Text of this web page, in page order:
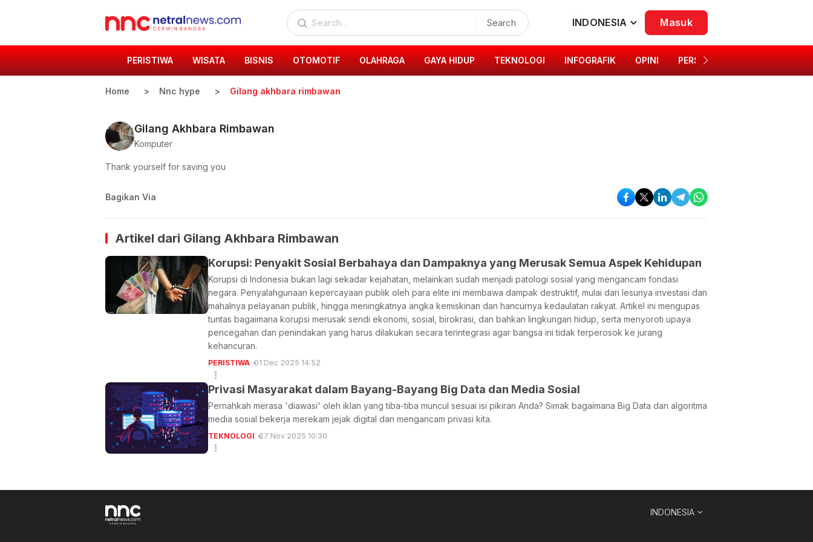
Search INDONESIA Masuk
PERISTIWA WISATA BISNIS OTOMOTIF OLAHRAGA GAYA HIDUP TEKNOLOGI INFOGRAFIK OPINI PERSONA
Home Nnc hype Gilang akhbara rimbawan
Gilang Akhbara Rimbawan
Komputer
Thank yourself for saving you
Bagikan Via
Artikel dari Gilang Akhbara Rimbawan
Korupsi: Penyakit Sosial Berbahaya dan Dampaknya yang Merusak Semua Aspek Kehidupan
Korupsi di Indonesia bukan lagi sekadar kejahatan, melainkan sudah menjadi patologi sosial yang mengancam fondasi
negara. Penyalahgunaan kepercayaan publik oleh para elite ini membawa dampak destruktif, mulai dari lesunya investasi dan
mahalnya pelayanan publik, hingga meningkatnya angka kemiskinan dan hancurnya kedaulatan rakyat. Artikel ini mengupas
tuntas bagaimana korupsi merusak sendi ekonomi, sosial, birokrasi, dan bahkan lingkungan hidup, serta menyoroti upaya
pencegahan dan penindakan yang harus dilakukan secara terintegrasi agar bangsa ini tidak terperosok ke jurang
kehancuran.
PERISTIWA 01 Dec 2025 14:52
Privasi Masyarakat dalam Bayang-Bayang Big Data dan Media Sosial
Pernahkah merasa 'diawasi' oleh iklan yang tiba-tiba muncul sesuai isi pikiran Anda? Simak bagaimana Big Data dan algoritma
media sosial bekerja merekam jejak digital dan mengancam privasi kita.
TEKNOLOGI 27 Nov 2025 10:30
INDONESIA